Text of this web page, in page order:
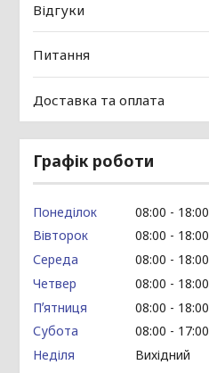
Відгуки
Питання
Доставка та оплата
Графік роботи
Понеділок 08:00
18:00
Вівторок
08:00
18:00
Середа
08:00
18:00
Четвер
08:00
18:00
Пʼятниця
08:00
18:00
Субота
08:00
17:00
Неділя
Вихідний